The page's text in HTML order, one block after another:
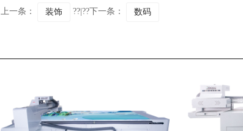
上一条： 装饰 ??|??下一条： 数码